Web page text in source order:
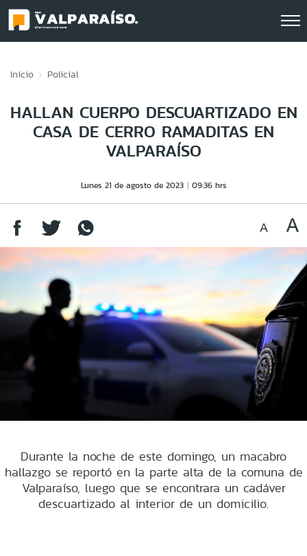
Inicio Policial
HALLAN CUERPO DESCUARTIZADO EN
CASA DE CERRO RAMADITAS EN
VALPARAÍSO
Lunes 21 de agosto de 2023 09:36 hrs
Durante la noche de este domingo, un macabro
hallazgo se reportó en la parte alta de la comuna de
Valparaíso, luego que se encontrara un cadáver
descuartizado al interior de un domicilio.